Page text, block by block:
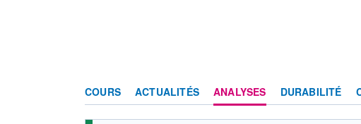
COURS ACTUALITÉS ANALYSES DURABILITÉ